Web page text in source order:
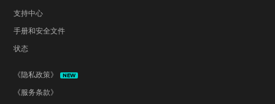
支持中心
手册和安全文件
状态
《隐私政策》 NEW
《服务条款》